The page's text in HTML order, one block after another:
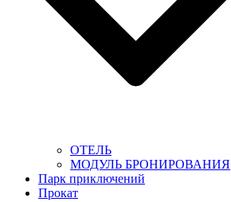
ОТЕЛЬ
МОДУЛЬ БРОНИРОВАНИЯ
Парк приключений
Прокат